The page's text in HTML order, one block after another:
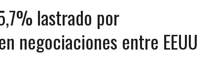
A UNA ADOLESCENTE DE 13 AÑOS TRAS ABUSAR DE ELLA
Y SU FAMILIA TRAS LOS TERREMOTOS: CAYERON DESDE EL PISO NUEVE DEL
lastrado por
negociaciones entre EEUU